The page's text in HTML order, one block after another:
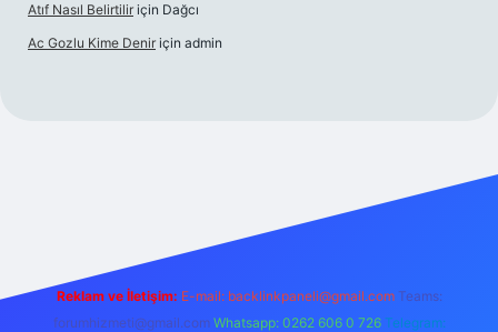
Atıf Nasıl Belirtilir için Dağcı
Ac Gozlu Kime Denir için admin
Reklam ve İletişim: E-mail: backlinkpaneli@gmail.com Teams:
forumhizmeti@gmail.com Whatsapp: 0262 606 0 726 Telegram: